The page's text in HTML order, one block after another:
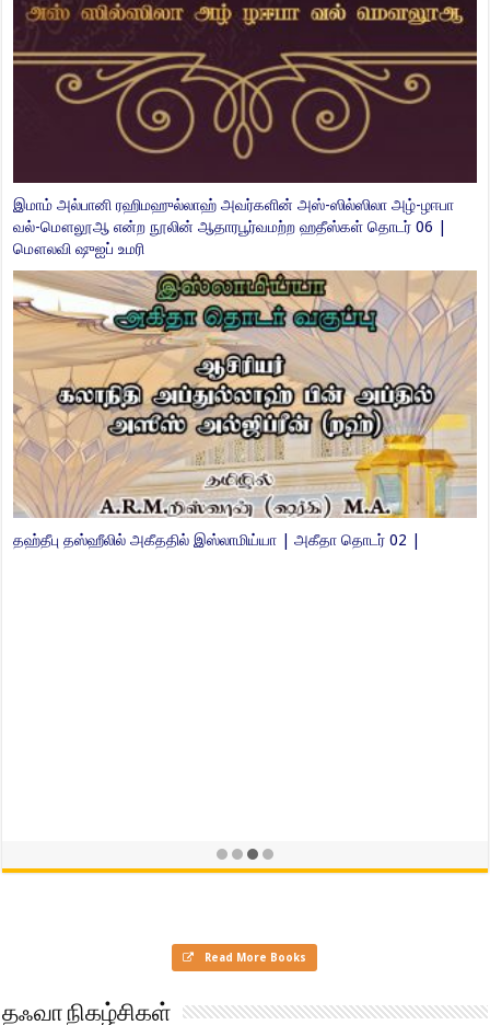
இமாம் அல்பானி ரஹிமஹுல்லாஹ் அவர்களின் அஸ்-ஸில்ஸிலா அழ்-ழஈபா
வல்-மௌலூஆ என்ற நூலின் ஆதாரபூர்வமற்ற ஹதீஸ்கள் தொடர் 05 |
தஹ்தீபு தஸ்ஹீலில் அகீததில் இஸ்லாமிய்யா | அகிதா தொடர் 01 |
Read More Books
தஃவா நிகழ்சிகள்